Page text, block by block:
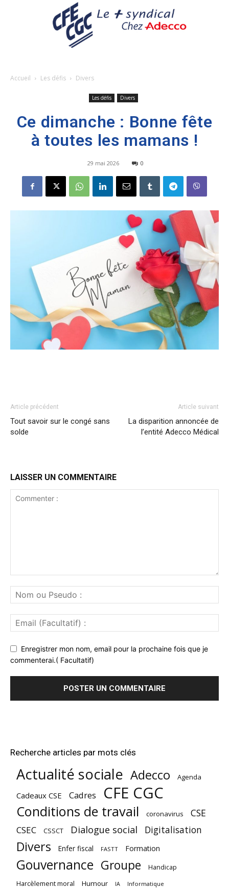
Accueil Les défis Divers
Les défis Divers
Ce dimanche : Bonne fête
à toutes les mamans !
29 mai 2026 0
Article précédent
Tout savoir sur le congé sans
solde
Article suivant
La disparition annoncée de
l’entité Adecco Médical
LAISSER UN COMMENTAIRE
Enregistrer mon nom, email pour la prochaine fois que je
commenterai.( Facultatif)
Recherche articles par mots clés
Actualité sociale Adecco Agenda
Cadeaux CSE Cadres CFE CGC
Conditions de travail coronavirus CSE
CSEC CSSCT Dialogue social Digitalisation
Divers Enfer fiscal FASTT Formation
Gouvernance Groupe Handicap
Harcèlement moral Humour IA Informatique